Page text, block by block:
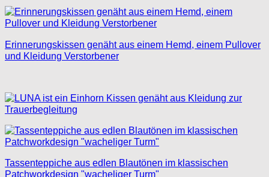
Erinnerungskissen genäht aus einem Hemd, einem Pullover
und Kleidung Verstorbener
Tassenteppiche aus edlen Blautönen im klassischen
Patchworkdesign "wacheliger Turm"